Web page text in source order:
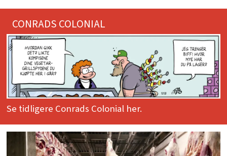
CONRADS COLONIAL
Se tidligere Conrads Colonial her.